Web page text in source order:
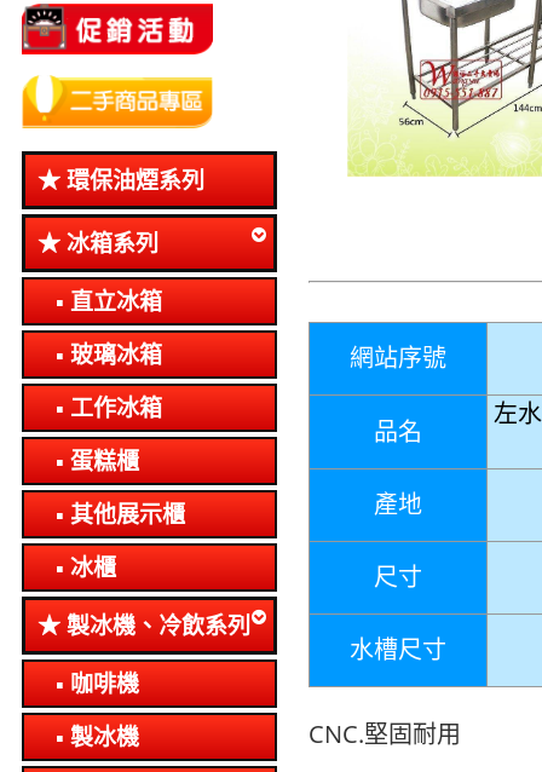
環保油煙系列
冰箱系列
直立冰箱
玻璃冰箱
工作冰箱
蛋糕櫃
其他展示櫃
冰櫃
製冰機、冷飲系列
咖啡機
製冰機
網站序號
品名
左
產地
尺寸
水槽尺寸
CNC.堅固耐用